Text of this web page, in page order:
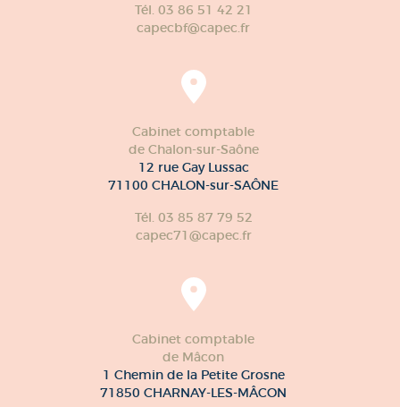
Tél. 03 86 51 42 21
capecbf@capec.fr
Cabinet comptable
de Chalon-sur-Saône
12 rue Gay Lussac
71100 CHALON-sur-SAÔNE
Tél. 03 85 87 79 52
capec71@capec.fr
Cabinet comptable
de Mâcon
1 Chemin de la Petite Grosne
71850 CHARNAY-LES-MÂCON